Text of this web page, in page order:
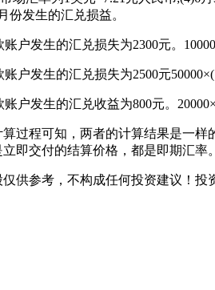
份发生的汇兑损益。
发生的汇兑损失为2300元。
发生的汇兑损失为2500元
发生的汇兑收益为800元。
程可知，两者的计算结果是一样
即交付的结算价格，都是即期汇率。
供参考，不构成任何投资建议！投